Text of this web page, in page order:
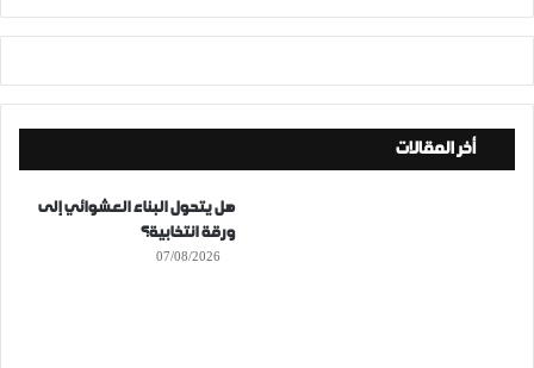
أخر المقالات
هل يتحول البناء العشوائي إلى
ورقة انتخابية؟
07/08/2026